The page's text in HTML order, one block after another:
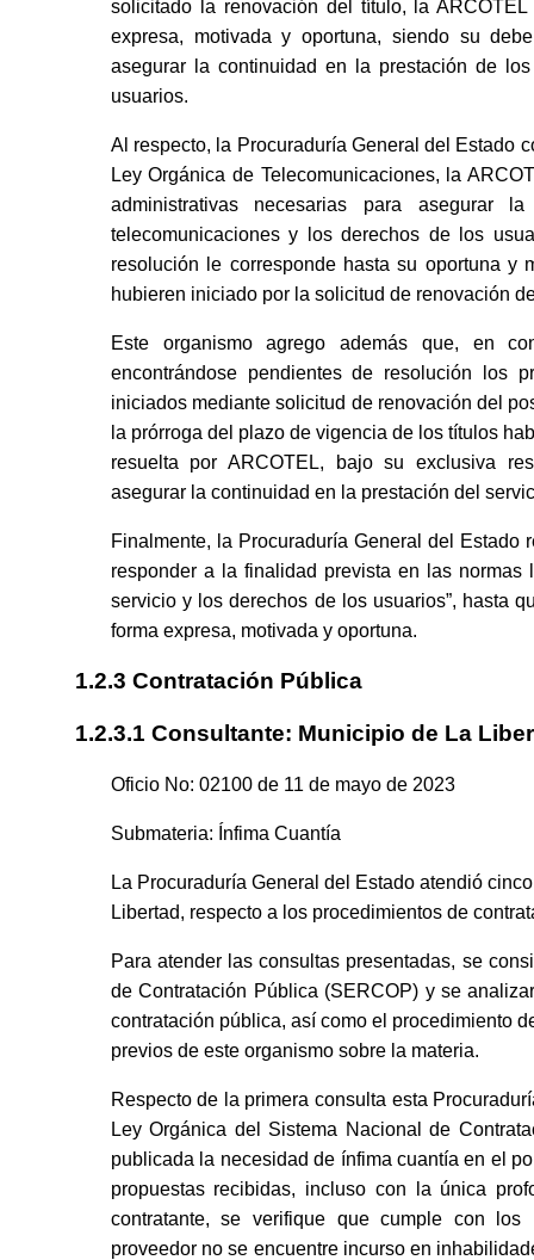
solicitado la renovación del título, la
expresa, motivada y oportuna, siendo su
asegurar la continuidad en la prestación de
usuarios.
Al respecto, la Procuraduría General del Estado
Ley Orgánica de Telecomunicaciones, la
administrativas necesarias para
telecomunicaciones y los derechos de los
resolución le corresponde hasta su oportuna y
hubieren iniciado por la solicitud de renovación
Este organismo agrego además que, en
encontrándose pendientes de resolución los
iniciados mediante solicitud de renovación del
la prórroga del plazo de vigencia de los títulos
resuelta por ARCOTEL, bajo su exclusiva
asegurar la continuidad en la prestación del
Finalmente, la Procuraduría General del
responder a la finalidad prevista en las
servicio y los derechos de los usuarios”, hasta
forma expresa, motivada y oportuna.
1.2.3 Contratación Pública
1.2.3.1 Consultante: Municipio de La
Oficio No: 02100 de 11 de mayo de 2023
Submateria: Ínfima Cuantía
La Procuraduría General del Estado atendió
Libertad, respecto a los procedimientos de
Para atender las consultas presentadas, se
de Contratación Pública (SERCOP) y se
contratación pública, así como el procedimiento
previos de este organismo sobre la materia.
Respecto de la primera consulta esta
Ley Orgánica del Sistema Nacional de
publicada la necesidad de ínfima cuantía en el
propuestas recibidas, incluso con la única
contratante, se verifique que cumple con los
proveedor no se encuentre incurso en